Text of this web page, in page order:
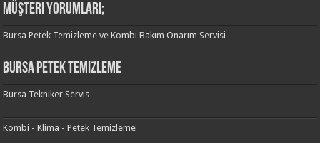
Müşteri Yorumları;
Bursa Petek Temizleme ve Kombi Bakım Onarım Servisi
Bursa Petek Temizleme
Bursa Tekniker Servis
Kombi - Klima - Petek Temizleme